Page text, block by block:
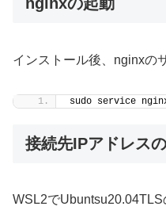
nginxの起動
インストール後、nginxの
sudo service
接続先IPアドレス
WSL2で